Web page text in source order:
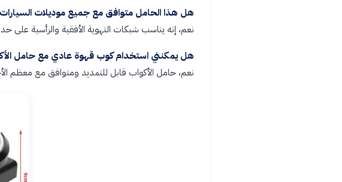
هل هذا الحامل متوافق مع جميع موديلات
نعم، إنه يناسب شبكات التهوية الأفقية والرأسية على
هل يمكنني استخدام كوب قهوة عادي مع حامل
نعم، حامل الأكواب قابل للتمديد ومتوافق مع معظم